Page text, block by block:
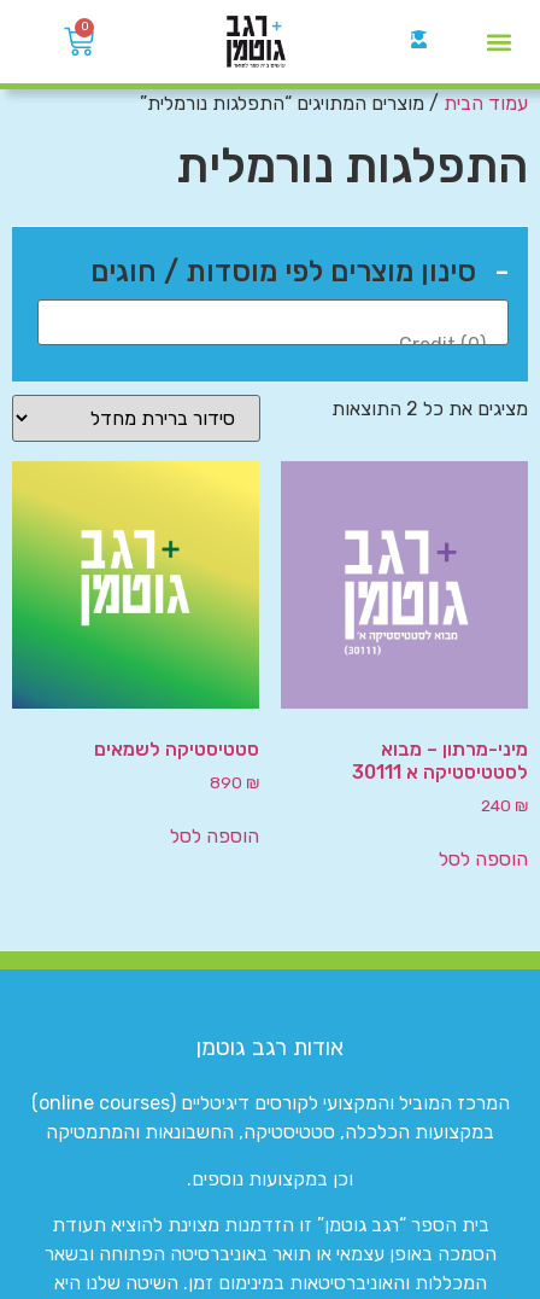
0
עמוד הבית/ מוצרים המתויגים “התפלגות נורמלית”
התפלגות נורמלית
סינון מוצרים לפי מוסדות / חוגים -
מציגים את כל ⁦2⁩ התוצאות
מיני-מרתון – מבוא
לסטטיסטיקה א 30111
240 ₪
הוספה לסל
סטטיסטיקה לשמאים
890 ₪
הוספה לסל
אודות רגב גוטמן
המרכז המוביל והמקצועי לקורסים דיגיטליים (online courses)
במקצועות הכלכלה, סטטיסטיקה, החשבונאות והמתמטיקה
וכן במקצועות נוספים.
בית הספר “רגב גוטמן” זו הזדמנות מצוינת להוציא תעודת
הסמכה באופן עצמאי או תואר באוניברסיטה הפתוחה ובשאר
המכללות והאוניברסיטאות במינימום זמן. השיטה שלנו היא